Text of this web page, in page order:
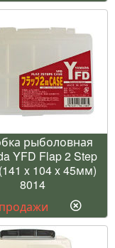
рыболовная
YFD Flap 2 Step
x 104 x 45мм)
8014